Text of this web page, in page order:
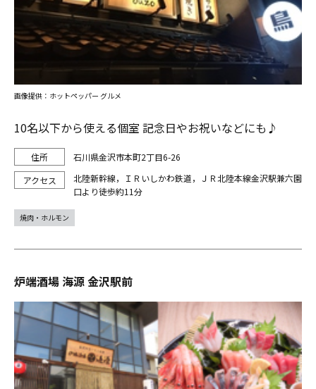
10名以下から使える個室 記念日やお祝いなどにも♪
石川県金沢市本町2丁目6-26
北陸新幹線，ＩＲいしかわ鉄道，ＪＲ北陸本線金沢駅兼六園
口より徒歩約11分
画像提供：ホットペッパー グルメ
焼肉・ホルモン
炉端酒場 海源 金沢駅前